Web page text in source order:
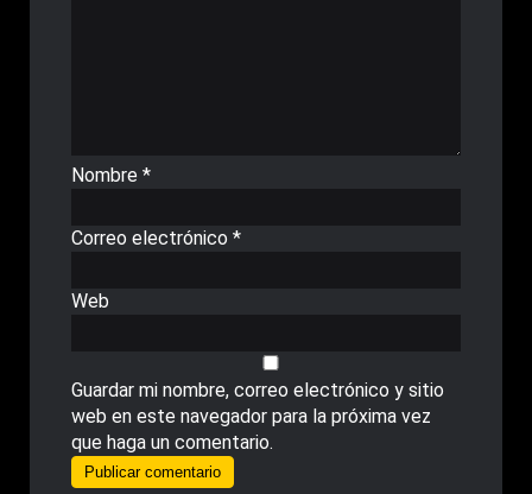
Nombre *
Correo electrónico *
Web
Guardar mi nombre, correo electrónico y sitio
web en este navegador para la próxima vez
que haga un comentario.